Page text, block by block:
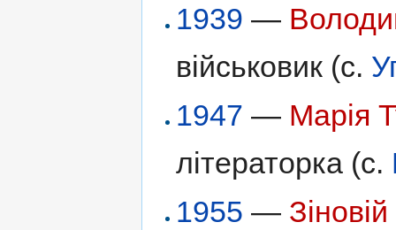
1939 —
військовик (с.
1947 — Марія
літераторка (с.
1955 —